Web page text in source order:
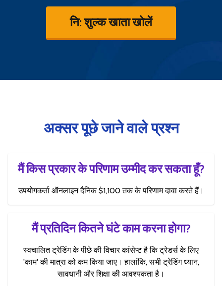
नि: शुल्क खाता खोलें
अक्सर पूछे जाने वाले प्रश्न
मैं किस प्रकार के परिणाम उम्मीद कर सकता हूँ?
उपयोगकर्ता ऑनलाइन दैनिक $1,100 तक के परिणाम दावा करते हैं।
मैं प्रतिदिन कितने घंटे काम करना होगा?
स्वचालित ट्रेडिंग के पीछे की विचार कांसेप्ट है कि ट्रेडर्स के लिए
'काम' की मात्रा को कम किया जाए। हालांकि, सभी ट्रेडिंग ध्यान,
सावधानी और शिक्षा की आवश्यकता है।